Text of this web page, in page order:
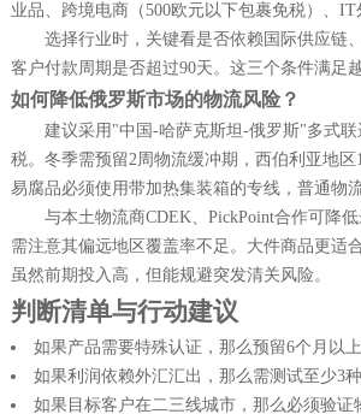
业品、跨境电商（500欧元以下包裹免税）、IT
选择行业时，关键看是否依赖国际供应链
客户付款周期是否超过90天。这三个条件满足
如何降低俄罗斯市场的物流风险？
建议采用"中国-哈萨克斯坦-俄罗斯"多式联
税。冬季需预留2周物流缓冲期，西伯利亚地区
易腐品必须使用带加热集装箱的专线，普通物
与本土物流商CDEK、PickPoint合作可降
需注意其偏远地区覆盖率不足。大件商品更适
虽然前期投入高，但能规避突发清关风险。
判断清单与行动建议
如果产品需要特殊认证，那么预留6个月以
如果利润依赖外汇汇出，那么需测试至少3
如果目标客户在二三线城市，那么必须验证